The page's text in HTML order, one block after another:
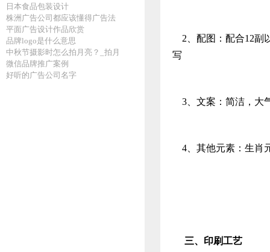
日本食品包装设计
株洲广告公司都应该懂得广告法
平面广告设计作品欣赏
品牌logo是什么意思
中秋节摄影时怎么拍月亮？_拍月
微信品牌推广案例
好听的广告公司名字
2、配图：配合12副
写
3、文案：简洁，大
4、其他元素：生肖
三、印刷工艺